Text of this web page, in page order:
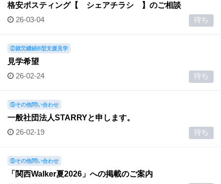
格安ポスティング【 シェアチラシ 】のご相談
26-03-04 待ち
②就労継続B型支援見学
見学希望
26-02-24 待ち
⑤その他問い合わせ
一般社団法人STARRYと申します。
26-02-19 待ち
⑤その他問い合わせ
「関西Walker夏2026」への掲載のご案内